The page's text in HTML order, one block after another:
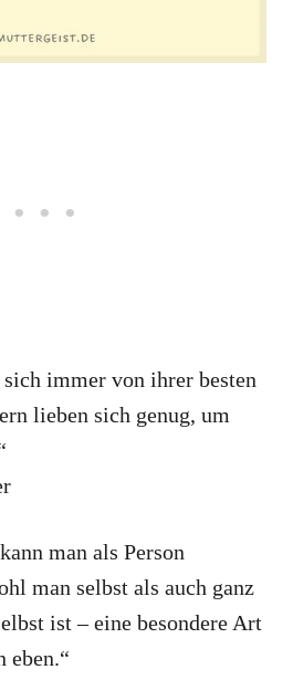
sich immer von ihrer besten
lieben sich genug, um
man als Person
man selbst als auch ganz
ist – eine besondere Art
eben.“